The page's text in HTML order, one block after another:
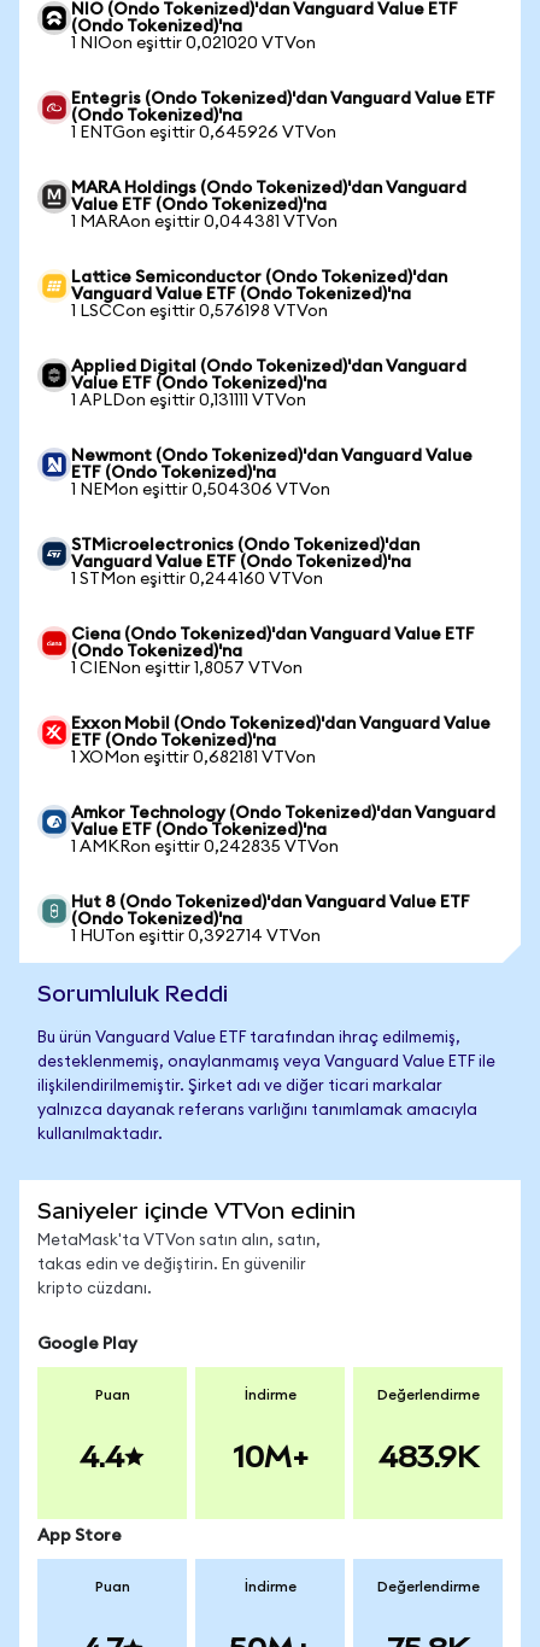
NIO (Ondo Tokenized)'dan Vanguard Value ETF
(Ondo Tokenized)'na
1 NIOon eşittir 0,021020 VTVon
Entegris (Ondo Tokenized)'dan Vanguard Value ETF
(Ondo Tokenized)'na
1 ENTGon eşittir 0,645926 VTVon
MARA Holdings (Ondo Tokenized)'dan Vanguard
Value ETF (Ondo Tokenized)'na
1 MARAon eşittir 0,044381 VTVon
Lattice Semiconductor (Ondo Tokenized)'dan
Vanguard Value ETF (Ondo Tokenized)'na
1 LSCCon eşittir 0,576198 VTVon
Applied Digital (Ondo Tokenized)'dan Vanguard
Value ETF (Ondo Tokenized)'na
1 APLDon eşittir 0,131111 VTVon
Newmont (Ondo Tokenized)'dan Vanguard Value
ETF (Ondo Tokenized)'na
1 NEMon eşittir 0,504306 VTVon
STMicroelectronics (Ondo Tokenized)'dan
Vanguard Value ETF (Ondo Tokenized)'na
1 STMon eşittir 0,244160 VTVon
Ciena (Ondo Tokenized)'dan Vanguard Value ETF
(Ondo Tokenized)'na
1 CIENon eşittir 1,8057 VTVon
Exxon Mobil (Ondo Tokenized)'dan Vanguard Value
ETF (Ondo Tokenized)'na
1 XOMon eşittir 0,682181 VTVon
Amkor Technology (Ondo Tokenized)'dan Vanguard
Value ETF (Ondo Tokenized)'na
1 AMKRon eşittir 0,242835 VTVon
Hut 8 (Ondo Tokenized)'dan Vanguard Value ETF
(Ondo Tokenized)'na
1 HUTon eşittir 0,392714 VTVon
Sorumluluk Reddi
Bu ürün Vanguard Value ETF tarafından ihraç edilmemiş,
desteklenmemiş, onaylanmamış veya Vanguard Value ETF ile
ilişkilendirilmemiştir. Şirket adı ve diğer ticari markalar
yalnızca dayanak referans varlığını tanımlamak amacıyla
kullanılmaktadır.
Saniyeler içinde VTVon edinin
MetaMask'ta VTVon satın alın, satın,
takas edin ve değiştirin. En güvenilir
kripto cüzdanı.
Google Play
Puan
4.4
İndirme
10M+
Değerlendirme
483.9K
App Store
Puan İndirme Değerlendirme